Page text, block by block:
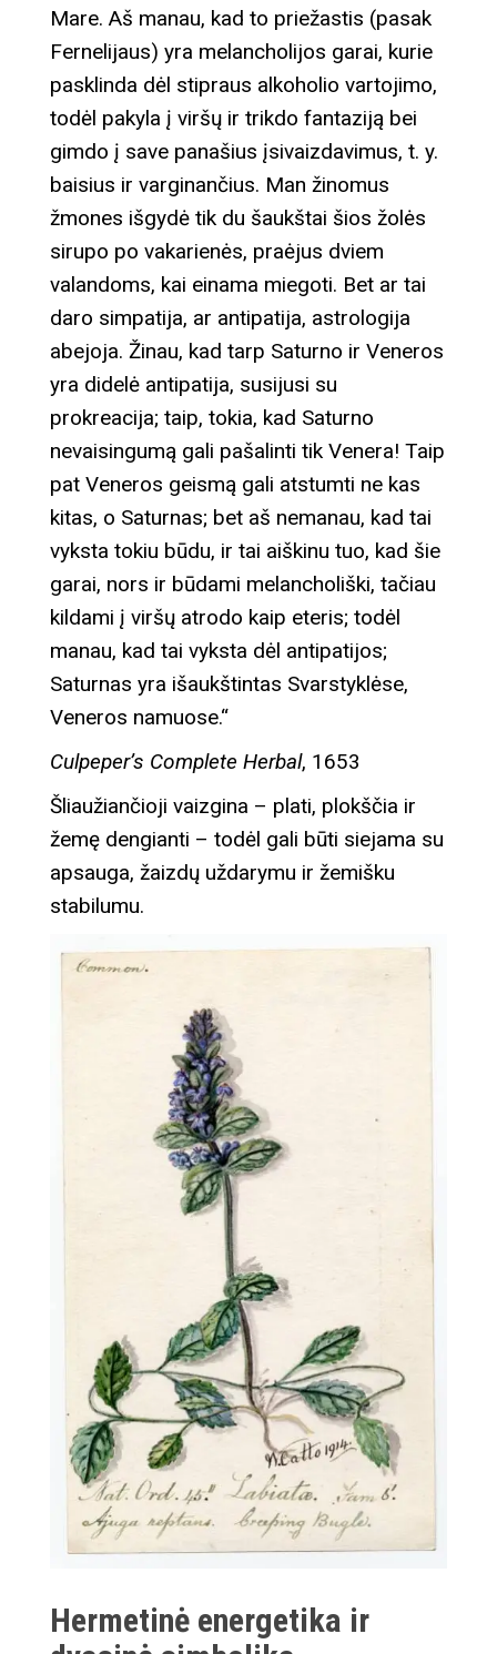
Mare. Aš manau, kad to priežastis (pasak
Fernelijaus) yra melancholijos garai, kurie
pasklinda dėl stipraus alkoholio vartojimo,
todėl pakyla į viršų ir trikdo fantaziją bei
gimdo į save panašius įsivaizdavimus, t. y.
baisius ir varginančius. Man žinomus
žmones išgydė tik du šaukštai šios žolės
sirupo po vakarienės, praėjus dviem
valandoms, kai einama miegoti. Bet ar tai
daro simpatija, ar antipatija, astrologija
abejoja. Žinau, kad tarp Saturno ir Veneros
yra didelė antipatija, susijusi su
prokreacija; taip, tokia, kad Saturno
nevaisingumą gali pašalinti tik Venera! Taip
pat Veneros geismą gali atstumti ne kas
kitas, o Saturnas; bet aš nemanau, kad tai
vyksta tokiu būdu, ir tai aiškinu tuo, kad šie
garai, nors ir būdami melancholiški, tačiau
kildami į viršų atrodo kaip eteris; todėl
manau, kad tai vyksta dėl antipatijos;
Saturnas yra išaukštintas Svarstyklėse,
Veneros namuose.“
Culpeper’s Complete Herbal, 1653
Šliaužiančioji vaizgina – plati, plokščia ir
žemę dengianti – todėl gali būti siejama su
apsauga, žaizdų uždarymu ir žemišku
stabilumu.
Hermetinė energetika ir